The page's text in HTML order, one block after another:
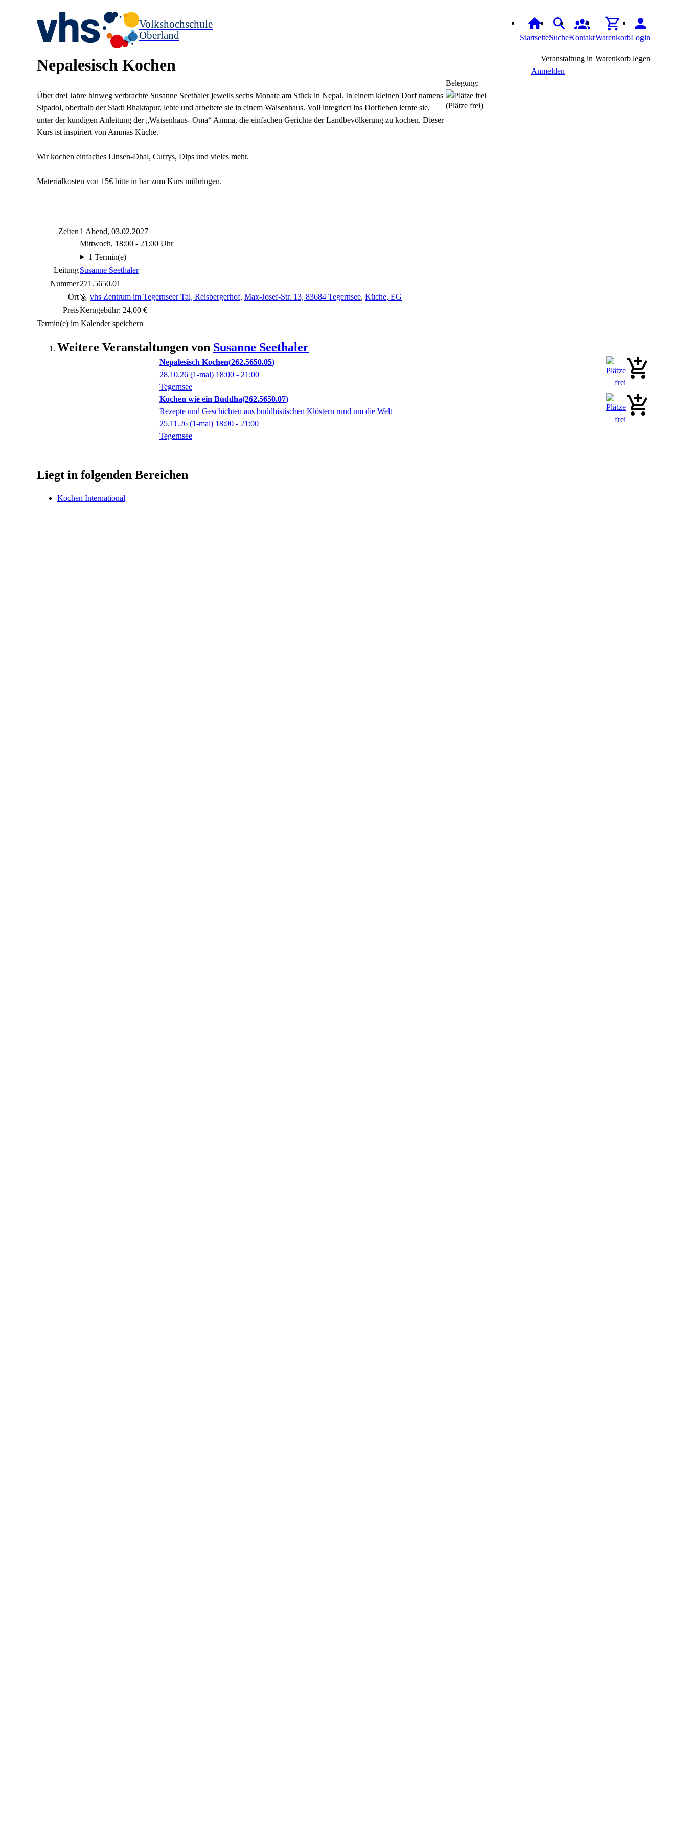
Volkshochschule
Oberland
StartseiteSucheKontaktWarenkorbLogin
Nepalesisch Kochen
Über drei Jahre hinweg verbrachte Susanne Seethaler jeweils sechs Monate am Stück in Nepal. In einem kleinen Dorf namens
Sipadol, oberhalb der Stadt Bhaktapur, lebte und arbeitete sie in einem Waisenhaus. Voll integriert ins Dorfleben lernte sie,
unter der kundigen Anleitung der „Waisenhaus- Oma“ Amma, die einfachen Gerichte der Landbevölkerung zu kochen. Dieser
Kurs ist inspiriert von Ammas Küche.
Wir kochen einfaches Linsen-Dhal, Currys, Dips und vieles mehr.
Materialkosten von 15€ bitte in bar zum Kurs mitbringen.
Zeiten 1 Abend, 03.02.2027
Mittwoch, 18:00 - 21:00 Uhr
1 Termin(e)
LeitungSusanne Seethaler
Nummer271.5650.01
Ort
vhs Zentrum im Tegernseer Tal, Reisbergerhof, Max-Josef-Str. 13, 83684 Tegernsee, Küche, EG
PreisKerngebühr: 24,00 €
Veranstaltung in Warenkorb legen
Anmelden
Belegung:
(Plätze frei)
Termin(e) im Kalender speichern
Weitere Veranstaltungen von Susanne Seethaler
Nepalesisch Kochen 262.5650.05
28.10.26 (1-mal) 18:00 - 21:00
Tegernsee
Kochen wie ein Buddha 262.5650.07
Rezepte und Geschichten aus buddhistischen Klöstern rund um die Welt
25.11.26 (1-mal) 18:00 - 21:00
Tegernsee
Liegt in folgenden Bereichen
Kochen International